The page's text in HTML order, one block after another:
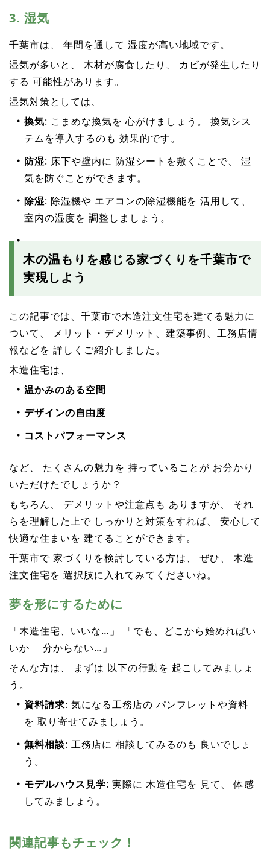
3. 湿気
千葉市は、 年間を通して 湿度が高い地域です。
湿気が多いと、 木材が腐食したり、 カビが発生したり
する 可能性があります。
湿気対策としては、
換気: こまめな換気を 心がけましょう。 換気シス
テムを導入するのも 効果的です。
防湿: 床下や壁内に 防湿シートを敷くことで、 湿
気を防ぐことができます。
除湿: 除湿機や エアコンの除湿機能を 活用して、
室内の湿度を 調整しましょう。
木の温もりを感じる家づくりを千葉市で
実現しよう
この記事では、千葉市で木造注文住宅を建てる魅力に
ついて、 メリット・デメリット、建築事例、工務店情
報などを 詳しくご紹介しました。
木造住宅は、
温かみのある空間
デザインの自由度
コストパフォーマンス
など、 たくさんの魅力を 持っていることが お分かり
いただけたでしょうか？
もちろん、 デメリットや注意点も ありますが、 それ
らを理解した上で しっかりと対策をすれば、 安心して
快適な住まいを 建てることができます。
千葉市で 家づくりを検討している方は、 ぜひ、 木造
注文住宅を 選択肢に入れてみてくださいね。
夢を形にするために
「木造住宅、いいな…」 「でも、どこから始めればい
いか 分からない…」
そんな方は、 まずは 以下の行動を 起こしてみましょ
う。
資料請求: 気になる工務店の パンフレットや資料
を 取り寄せてみましょう。
無料相談: 工務店に 相談してみるのも 良いでしょ
う。
モデルハウス見学: 実際に 木造住宅を 見て、 体感
してみましょう。
関連記事もチェック！